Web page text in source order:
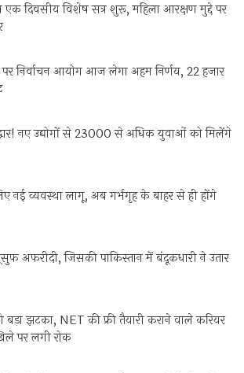
एक दिवसीय विशेष सत्र शुरू, महिला आरक्षण मुद्दे पर
निर्वाचन आयोग आज लेगा अहम निर्णय, 22 हजार
नए उद्योगों से 23000 से अधिक युवाओं को मिलेंगे
नई व्यवस्था लागू, अब गर्भगृह के बाहर से ही होंगे
अफरीदी, जिसकी पाकिस्तान में बंदूकधारी ने उतार
बड़ा झटका, NET की फ्री तैयारी कराने वाले करियर
पर लगी रोक